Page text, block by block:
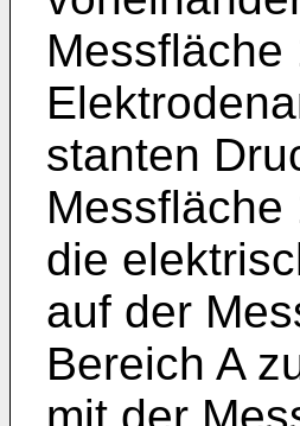
stanten
die
auf der
Bereich A
mit der